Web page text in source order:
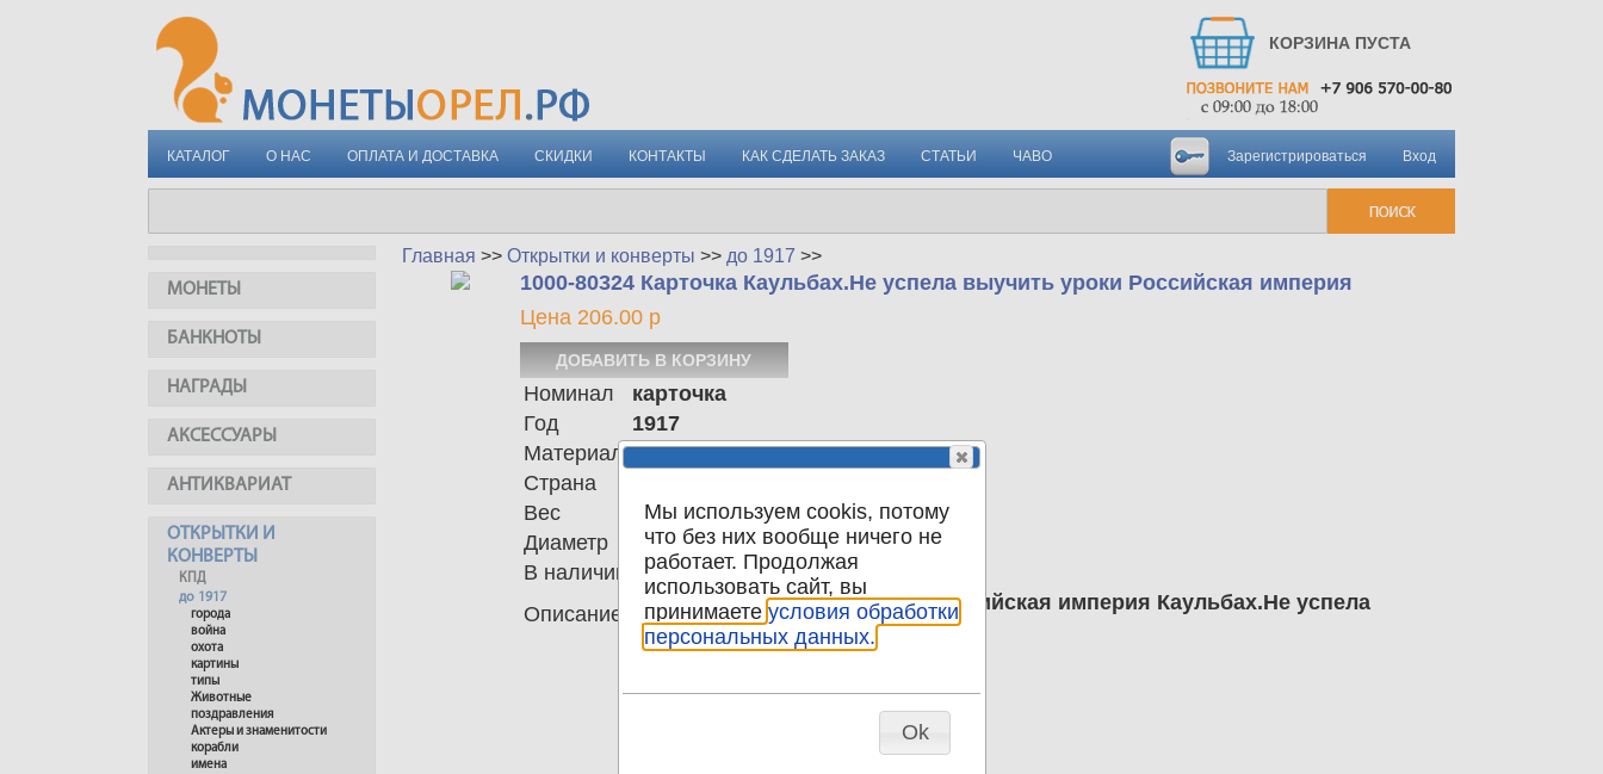
КОРЗИНА ПУСТА
КАТАЛОГ О НАС ОПЛАТА И ДОСТАВКА СКИДКИ КОНТАКТЫ КАК СДЕЛАТЬ ЗАКАЗ СТАТЬИ ЧАВО Вход
Зарегистрироваться
МОНЕТЫ
БАНКНОТЫ
НАГРАДЫ
АКСЕССУАРЫ
АНТИКВАРИАТ
ОТКРЫТКИ И
КОНВЕРТЫ
КПД
до 1917
города
война
охота
картины
типы
Животные
поздравления
Актеры и знаменитости
корабли
имена
Главная >> Открытки и конверты >> до 1917 >>
1000-80324 Карточка Каульбах.Не успела выучить уроки Российская империя
Цена 206.00 р
Номинал
карточка
Год
1917
Материал
Страна
Вес
0.00
Диаметр
0.00
В наличии
Описание
Почтовая карточка до 1917 Российская империя Каульбах.Не успела
выучить уроки
Мы используем cookis, потому
что без них вообще ничего не
работает. Продолжая
использовать сайт, вы
принимаете условия обработки
персональных данных.
Ok